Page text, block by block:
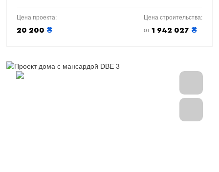
Цена проекта:
20 200 ₴
Цена строительства:
от 1 942 027 ₴